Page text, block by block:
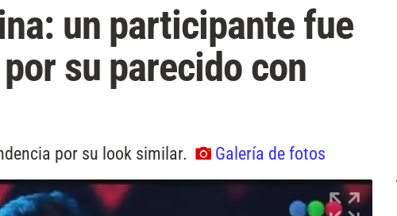
un participante fue
su parecido con
por su look similar. Galería de fotos